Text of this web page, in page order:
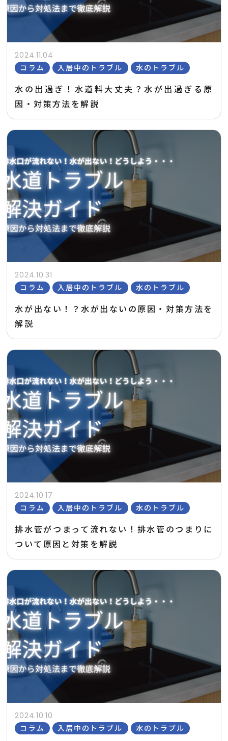
2024.11.04
コラム
入居中のトラブル 水のトラブル
水の出過ぎ！水道料大丈夫？水が出過ぎる原
因・対策方法を解説
2024.10.31
コラム
入居中のトラブル 水のトラブル
水が出ない！？水が出ないの原因・対策方法を
解説
2024.10.17
コラム
入居中のトラブル 水のトラブル
排水管がつまって流れない！排水管のつまりに
ついて原因と対策を解説
2024.10.10
コラム
入居中のトラブル 水のトラブル